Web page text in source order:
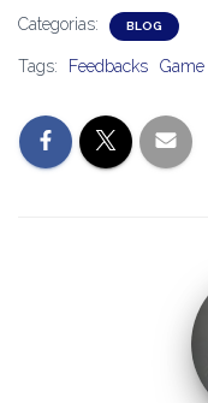
Categorias: BLOG
Tags: Feedbacks